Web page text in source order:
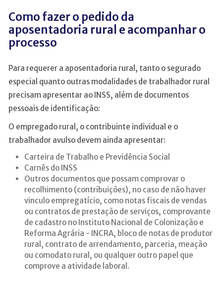
Como fazer o pedido da
aposentadoria rural e acompanhar o
processo
Para requerer a aposentadoria rural, tanto o segurado
especial quanto outras modalidades de trabalhador rural
precisam apresentar ao INSS, além de documentos
pessoais de identificação:
O empregado rural, o contribuinte individual e o
trabalhador avulso devem ainda apresentar:
Carteira de Trabalho e Previdência Social
Carnês do INSS
Outros documentos que possam comprovar o
recolhimento (contribuições), no caso de não haver
vinculo empregatício, como notas fiscais de vendas
ou contratos de prestação de serviços, comprovante
de cadastro no Instituto Nacional de Colonização e
Reforma Agrária - INCRA, bloco de notas de produtor
rural, contrato de arrendamento, parceria, meação
ou comodato rural, ou qualquer outro papel que
comprove a atividade laboral.